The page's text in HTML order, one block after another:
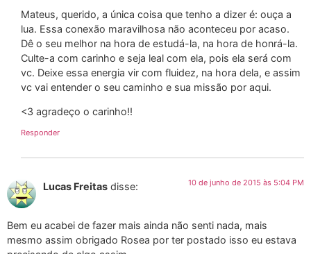
Mateus, querido, a única coisa que tenho a dizer é: ouça a
lua. Essa conexão maravilhosa não aconteceu por acaso.
Dê o seu melhor na hora de estudá-la, na hora de honrá-la.
Culte-a com carinho e seja leal com ela, pois ela será com
vc. Deixe essa energia vir com fluidez, na hora dela, e assim
vc vai entender o seu caminho e sua missão por aqui.
<3 agradeço o carinho!!
Responder
Lucas Freitas disse: 10 de junho de 2015 às 5:04 PM
Bem eu acabei de fazer mais ainda não senti nada, mais
mesmo assim obrigado Rosea por ter postado isso eu estava